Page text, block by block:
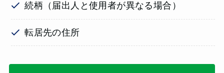
続柄（届出人と使用者が異なる場合）
転居先の住所